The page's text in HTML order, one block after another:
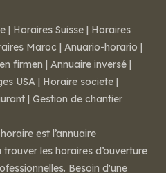
| Horaires Suisse | Horaires
Maroc | Anuario-horario |
firmen | Annuaire inversé |
USA | Horaire societe |
| Gestion de chantier
est l’annuaire
les horaires d’ouverture
Besoin d'une